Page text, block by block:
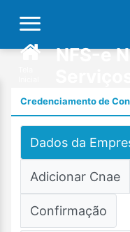
NFS-e
Credenciamento de
Dados da
Adicionar Cnae
Confirmação